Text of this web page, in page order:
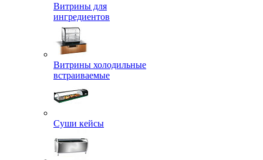
Витрины для
ингредиентов
Витрины холодильные
встраиваемые
Суши кейсы